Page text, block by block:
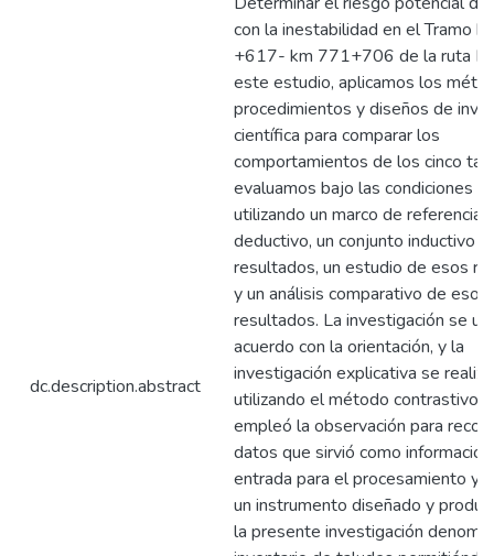
dc.description.abstract
con la inestabilidad en el Tramo
+617- km 771+706 de la ruta
este estudio, aplicamos los
procedimientos y diseños de
científica para comparar los
comportamientos de los cinco
evaluamos bajo las condiciones
utilizando un marco de referencia
deductivo, un conjunto inductivo
resultados, un estudio de esos
y un análisis comparativo de esos
resultados. La investigación se
acuerdo con la orientación, y la
investigación explicativa se realiza
utilizando el método contrastivo.
empleó la observación para
datos que sirvió como
entrada para el procesamiento y
un instrumento diseñado y
la presente investigación